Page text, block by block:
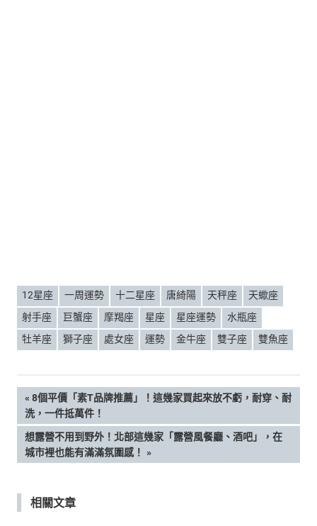
12星座 一周運勢 十二星座 唐綺陽 天秤座
天蠍座
射手座
巨蟹座 摩羯座 星座 星座運勢
水瓶座
牡羊座
獅子座 處女座 運勢 金牛座 雙子座 雙魚座
文
章
導
覽
PREVIOUS
POST:
8個平價「素T品牌推薦」！這幾家買起來放不虧，耐穿、耐
洗，一件抵萬件！
NEXT
POST:
想露營不用到野外！北部這幾家「露營風餐廳、酒吧」，在
城市裡也能有滿滿氛圍感！
相關文章